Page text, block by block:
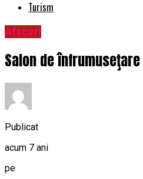
Turism
Afaceri
Salon de înfrumuseţare
Publicat
acum 7 ani
pe